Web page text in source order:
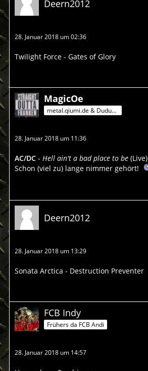
Deern2012
28. Januar 2018 um 02:36
Twilight Force - Gates of Glory
MagicOe
metal.qiumi.de & Dududu-Mann
28. Januar 2018 um 11:36
AC/DC - Hell ain't a bad place to be (Live)
Schon (viel zu) lange nimmer gehört!
Deern2012
28. Januar 2018 um 13:29
Sonata Arctica - Destruction Preventer
FCB Indy
Frühers da FCB Andi
28. Januar 2018 um 14:57